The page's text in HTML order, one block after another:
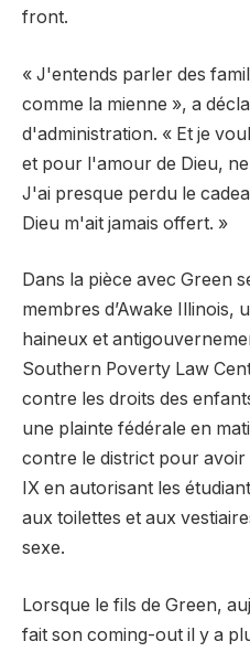
front.
« J'entends parler des
comme la mienne », a
d'administration. « Et je
et pour l'amour de Dieu,
J'ai presque perdu le
Dieu m'ait jamais offert. »
Dans la pièce avec Green
membres d’Awake Illinois,
haineux et
Southern Poverty Law
contre les droits des
une plainte fédérale en
contre le district pour
IX en autorisant les
aux toilettes et aux
sexe.
Lorsque le fils de Green,
fait son coming-out il y a